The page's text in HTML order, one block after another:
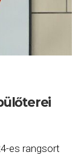
es rangsort